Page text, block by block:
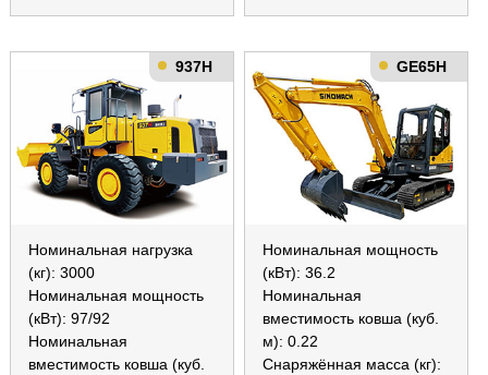
937H
Номинальная нагрузка
(кг): 3000
Номинальная мощность
(кВт): 97/92
Номинальная
вместимость ковша (куб.
GE65H
Номинальная мощность
(кВт): 36.2
Номинальная
вместимость ковша (куб.
м): 0.22
Снаряжённая масса (кг):